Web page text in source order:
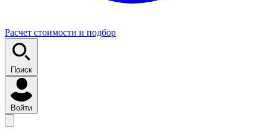
Расчет стоимости и подбор
Поиск
Войти